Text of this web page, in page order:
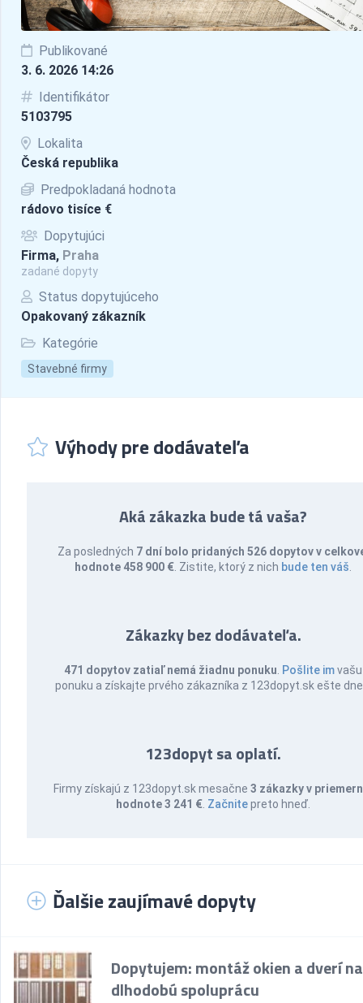
Publikované
3. 6. 2026 14:26
Identifikátor
5103795
Lokalita
Česká republika
Predpokladaná hodnota
rádovo tisíce €
Dopytujúci
Firma, Praha
zadané dopyty
Status dopytujúceho
Opakovaný zákazník
Kategórie
Stavebné firmy
Výhody pre dodávateľa
Aká zákazka bude tá vaša?
Za posledných 7 dní bolo pridaných 526 dopytov v
hodnote 458 900 € . Zistite, ktorý z nich bude ten váš
Zákazky bez dodávateľa.
471 dopytov zatiaľ nemá žiadnu ponuku Pošlite imvašu
ponuku a získajte prvého zákazníka z 123dopyt.sk ešte
123dopyt sa oplatí.
Firmy získajú z 123dopyt.sk mesačne3 zákazky v
hodnote 3 241 € Začnitepreto hneď.
Ďalšie zaujímavé dopyty
Dopytujem: montáž okien a dverí na
dlhodobú spoluprácu